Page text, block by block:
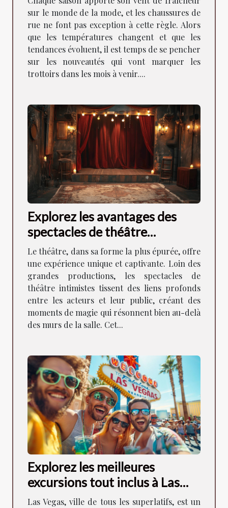
sur le monde de la mode, et les chaussures de
rue ne font pas exception à cette règle. Alors
que les températures changent et que les
tendances évoluent, il est temps de se pencher
sur les nouveautés qui vont marquer les
trottoirs dans les mois à venir....
Explorez les avantages des
spectacles de théâtre
intimistes pour la
communauté locale
Le théâtre, dans sa forme la plus épurée, offre
une expérience unique et captivante. Loin des
grandes productions, les spectacles de
théâtre intimistes tissent des liens profonds
entre les acteurs et leur public, créant des
moments de magie qui résonnent bien au-delà
des murs de la salle. Cet...
Explorez les meilleures
excursions tout inclus à Las
Vegas
Las Vegas, ville de tous les superlatifs, est un